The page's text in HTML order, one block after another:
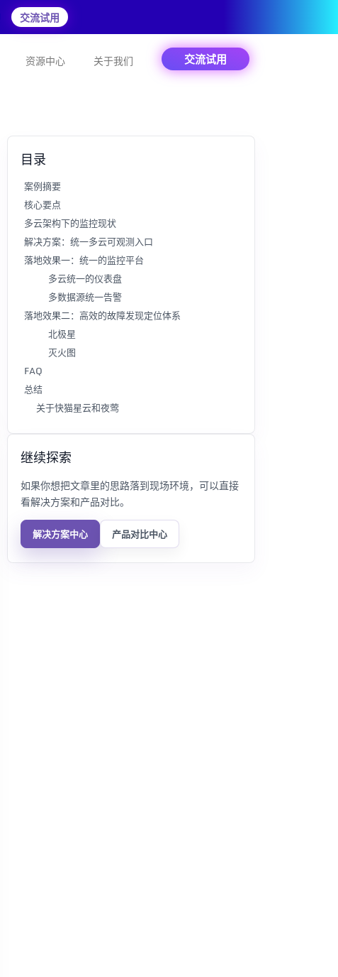
交流试用
资源中心 关于我们 交流试用
目录
案例摘要
核心要点
多云架构下的监控现状
解决方案：统一多云可观测入口
落地效果一：统一的监控平台
多云统一的仪表盘
多数据源统一告警
落地效果二：高效的故障发现定位体系
北极星
灭火图
FAQ
总结
关于快猫星云和夜莺
继续探索
如果你想把文章里的思路落到现场环境，可以直接
看解决方案和产品对比。
解决方案中心 产品对比中心